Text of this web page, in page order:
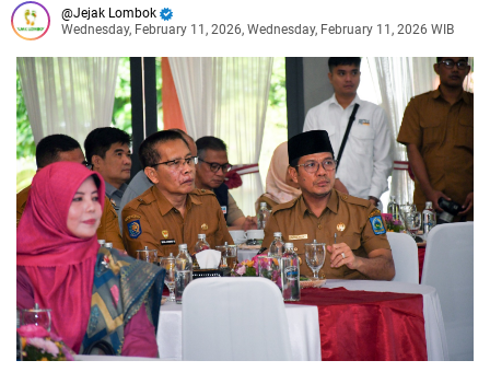
Jejak Lombok
Wednesday, February 11, 2026, Wednesday, February 11, 2026 WIB